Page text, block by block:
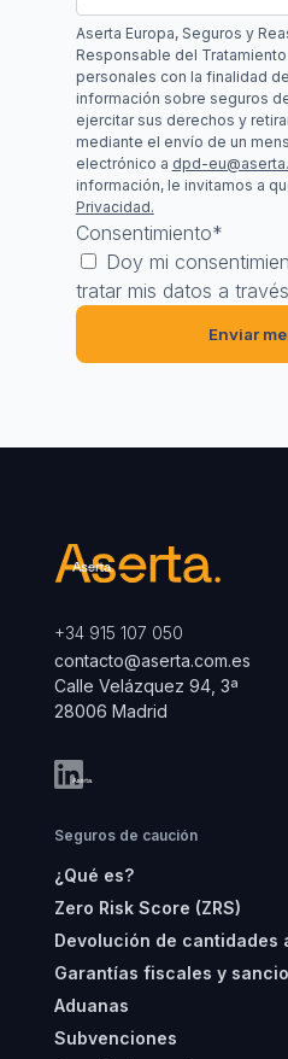
Aserta Europa, Seguros y
Responsable del
personales con la finalidad
información sobre seguros
ejercitar sus derechos y
mediante el envío de un
electrónico a dpd-
información, le invitamos a
Privacidad.
Consentimiento*
Doy mi
tratar mis datos a
+34 915 107 050
contacto@aserta.com.es
Calle Velázquez 94, 3ª
28006 Madrid
Seguros de caución
¿Qué es?
Zero Risk Score (ZRS)
Devolución de cantidades
Garantías fiscales y
Aduanas
Subvenciones